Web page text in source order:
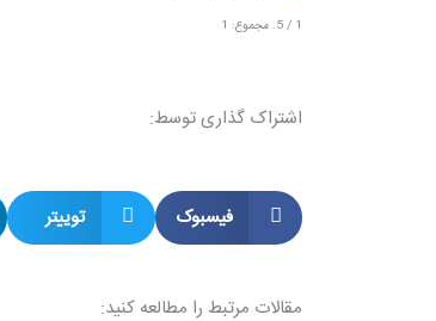
1 / 5. مجموع: 1
اشتراک گذاری توسط:
فیسبوک توییتر
مقالات مرتبط را مطالعه کنید: